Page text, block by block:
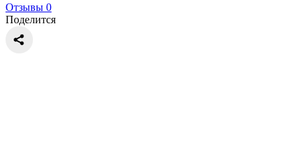
Отзывы 0
Поделится